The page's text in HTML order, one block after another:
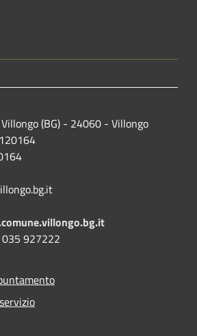
(BG) - 24060 - Villongo
927222